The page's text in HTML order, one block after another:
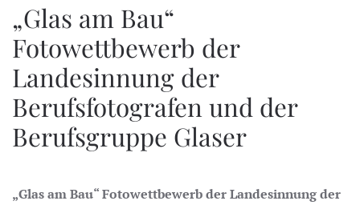
„Glas am Bau“
Fotowettbewerb der
Landesinnung der
Berufsfotografen und der
Berufsgruppe Glaser
„Glas am Bau“ Fotowettbewerb der Landesinnung der